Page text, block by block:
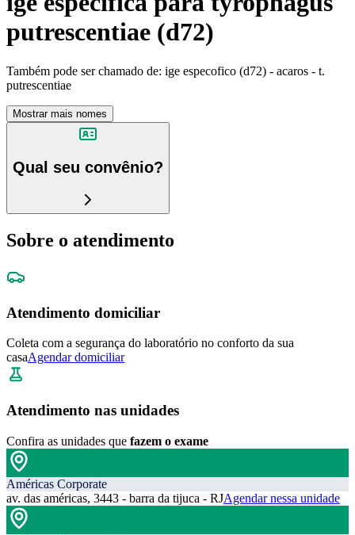
putrescentiae (d72)
Também pode ser chamado de: ige especofico (d72) - acaros - t.
putrescentiae
Mostrar mais nomes
Qual seu convênio?
Sobre o atendimento
Atendimento domiciliar
Coleta com a segurança do laboratório no conforto da sua
casaAgendar domiciliar
Atendimento nas unidades
Confira as unidades que fazem o exame
Américas Corporate
av. das américas, 3443 - barra da tijuca - RJAgendar nessa unidade